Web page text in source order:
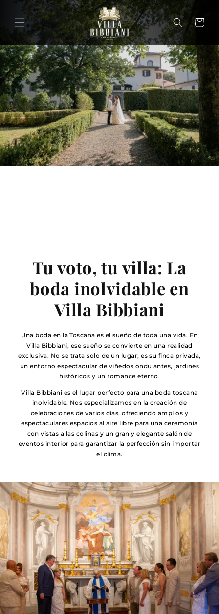
directamente
al contenido
Carrito
Tu voto, tu villa: La
boda inolvidable en
Villa Bibbiani
Una boda en la Toscana es el sueño de toda una vida. En
Villa Bibbiani, ese sueño se convierte en una realidad
exclusiva. No se trata solo de un lugar; es su finca privada,
un entorno espectacular de viñedos ondulantes, jardines
históricos y un romance eterno.
Villa Bibbiani es el lugar perfecto para una boda toscana
inolvidable. Nos especializamos en la creación de
celebraciones de varios días, ofreciendo amplios y
espectaculares espacios al aire libre para una ceremonia
con vistas a las colinas y un gran y elegante salón de
eventos interior para garantizar la perfección sin importar
el clima.